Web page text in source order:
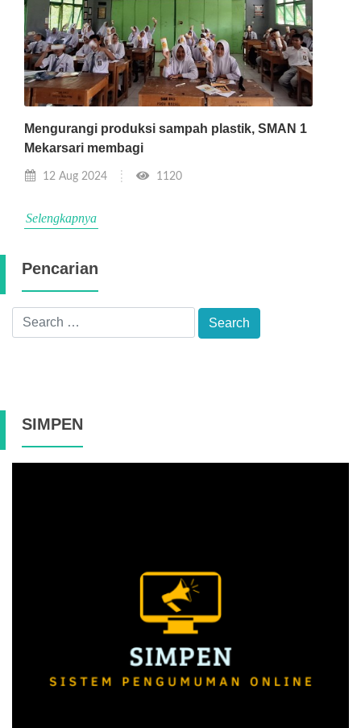
Mengurangi produksi sampah plastik, SMAN 1
Mekarsari membagi
12 Aug 2024 1120
Selengkapnya
Pencarian
SIMPEN